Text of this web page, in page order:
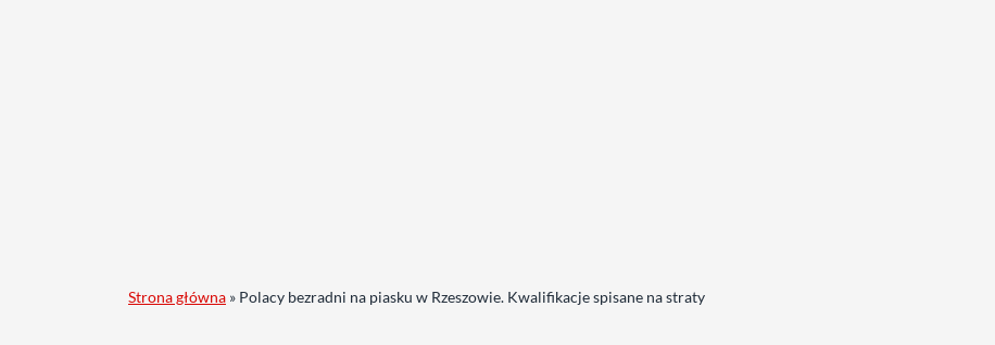
Strona główna » Polacy bezradni na piasku w Rzeszowie. Kwalifikacje spisane na straty